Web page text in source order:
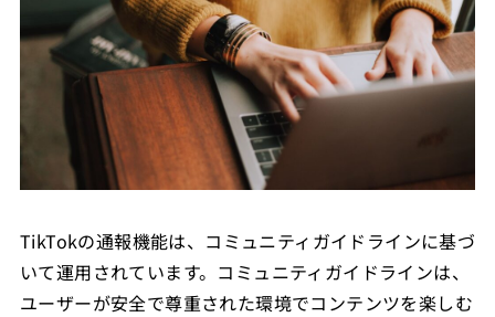
TikTokの通報機能は、コミュニティガイドラインに基づ
いて運用されています。コミュニティガイドラインは、
ユーザーが安全で尊重された環境でコンテンツを楽しむ